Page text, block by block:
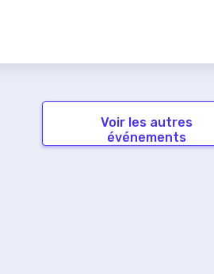
Voir les autres
événements